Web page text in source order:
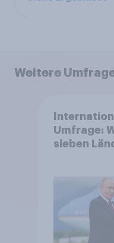
Weitere
Umfrage:
sieben
bewerten